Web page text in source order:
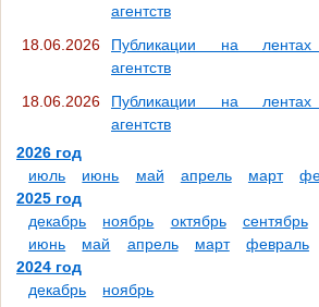
агентств
18.06.2026
Публикации на
агентств
18.06.2026
Публикации на
агентств
2026 год
июль
июнь май апрель март
2025 год
декабрь
ноябрь октябрь сентябрь
июнь
май апрель март февраль
2024 год
декабрь
ноябрь